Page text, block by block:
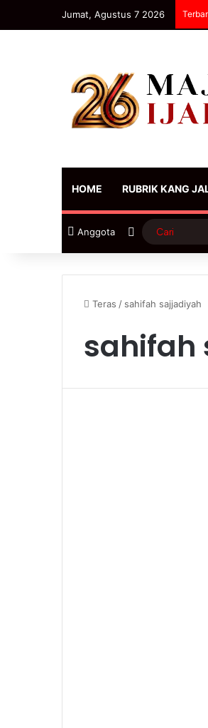
Jumat, Agustus 7 2026
HOME RUBRIK KANG
Anggota Sidebar
Teras / sahifah sajjadiyah
sahifah